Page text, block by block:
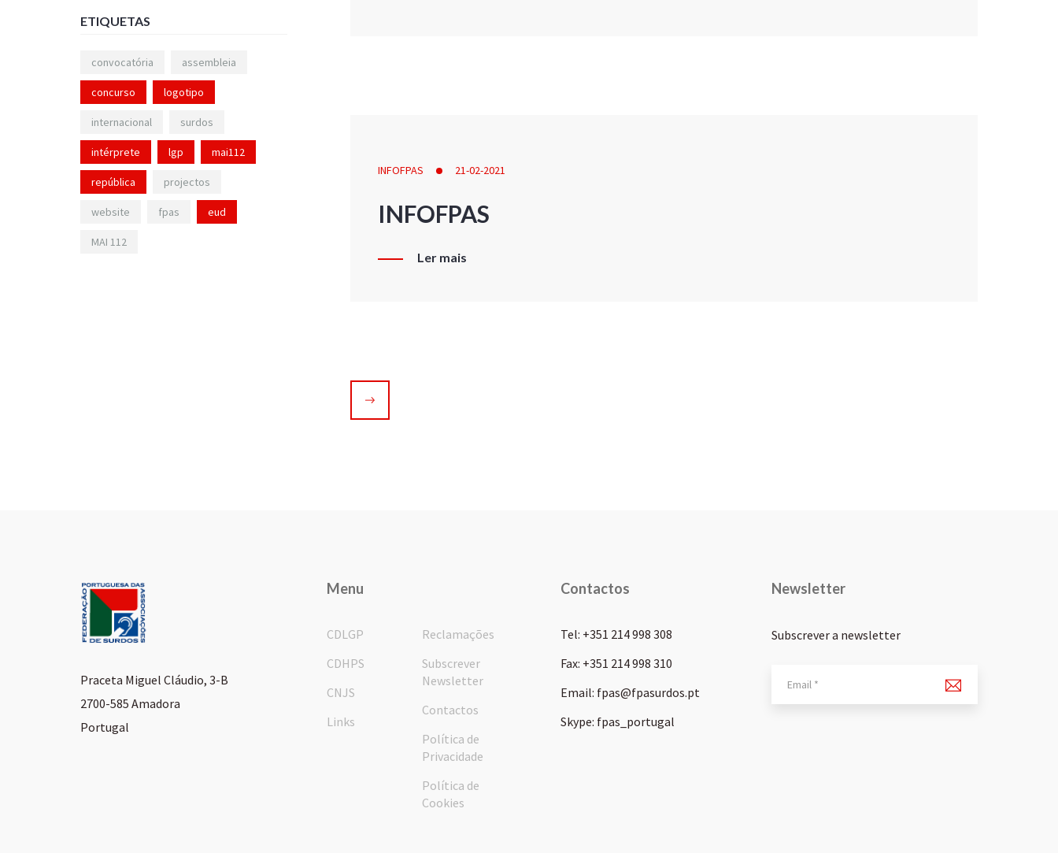
INFOFPAS 21-02-2021
INFOFPAS
Ler mais
ETIQUETAS
convocatória assembleia
concurso logotipo
internacional surdos
intérprete lgp mai112
república projectos
website fpas eud
MAI 112
Praceta Miguel Cláudio, 3-B
2700-585 Amadora
Portugal
Menu
CDLGP
CDHPS
CNJS
Links
Reclamações
Subscrever
Newsletter
Contactos
Política de
Privacidade
Política de
Cookies
Contactos
Tel: +351 214 998 308
Fax: +351 214 998 310
Email: fpas@fpasurdos.pt
Skype: fpas_portugal
Newsletter
Subscrever a newsletter